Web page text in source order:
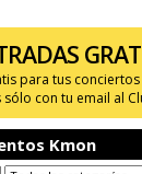
para tus
con tu email al
Kmon